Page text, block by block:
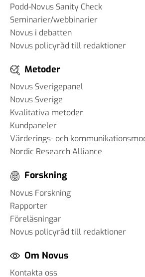
Podd-Novus Sanity Check
Seminarier/webbinarier
Novus i debatten
Novus policyråd till redaktioner
Metoder
Novus Sverigepanel
Novus Sverige
Kvalitativa metoder
Kundpaneler
Värderings- och
Nordic Research Alliance
Forskning
Novus Forskning
Rapporter
Föreläsningar
Novus policyråd till redaktioner
Om Novus
Kontakta oss